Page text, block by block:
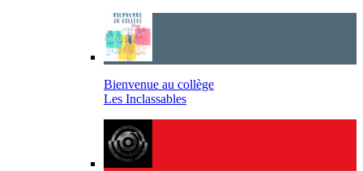
Bienvenue au collège
Les Inclassables